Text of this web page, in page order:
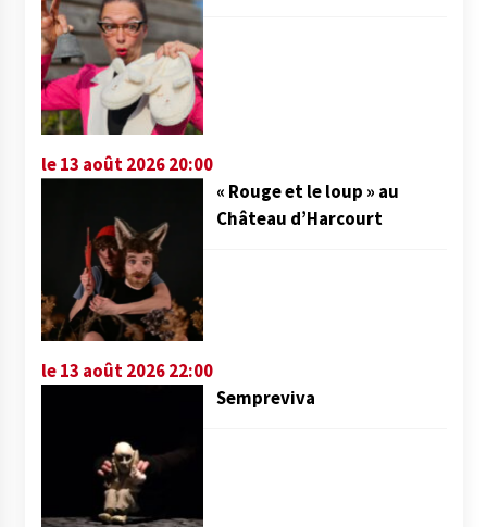
le 13 août 2026 20:00
« Rouge et le loup » au
Château d’Harcourt
le 13 août 2026 22:00
Sempreviva